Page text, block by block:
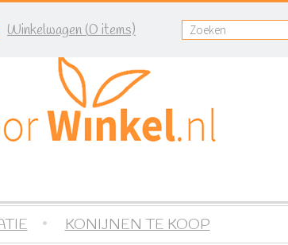
Winkelwagen (0 items)
KONIJNEN TE KOOP